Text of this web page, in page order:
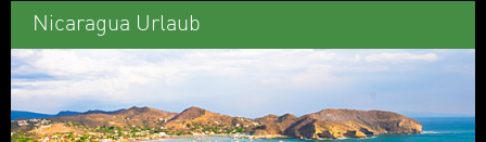
Nicaragua Urlaub